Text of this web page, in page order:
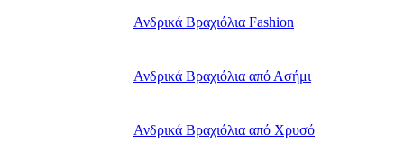
Ανδρικά Βραχιόλια Fashion
Ανδρικά Βραχιόλια από Ασήμι
Ανδρικά Βραχιόλια από Χρυσό